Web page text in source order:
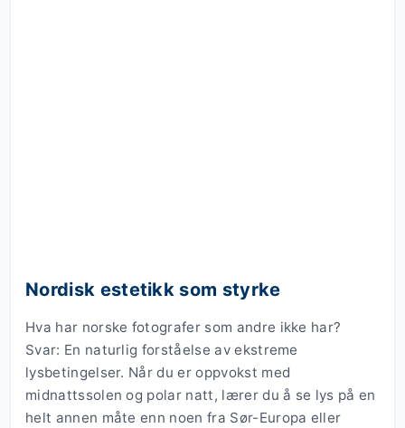
Nordisk estetikk som styrke
Hva har norske fotografer som andre ikke har?
Svar: En naturlig forståelse av ekstreme
lysbetingelser. Når du er oppvokst med
midnattssolen og polar natt, lærer du å se lys på en
helt annen måte enn noen fra Sør-Europa eller